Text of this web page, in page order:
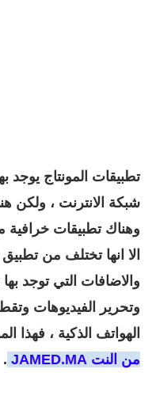
تطبيقات المونتاج يوجد
شبكة الانترنت ، ولكن
وهناك تطبيقات خرافية
الا انها تختلف من
والاضافات التي توجد بها
وتحرير الفيديوهات
الهواتف الذكية ، فهذا
من النت JAMED.MA
.